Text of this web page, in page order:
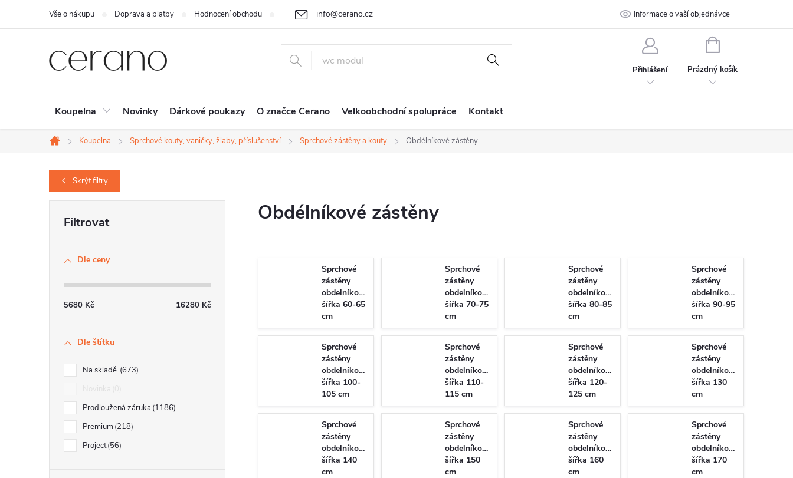
+420 226 400 232
info@cerano.cz
Vše o nákupu Doprava a platby Hodnocení obchodu Cenová nabídka na míru Ochrana osobních údajů Kontakt
Informace o vaší objednávce
Přihlášení
NÁKUPNÍ
Prázdný košík
Koupelna Novinky Dárkové poukazy O značce Cerano Velkoobchodní spolupráce Kontakt
Domů
Koupelna Sprchové kouty, vaničky, žlaby, příslušenství Sprchové zástěny a kouty Obdélníkové zástěny
Skrýtfiltry
Dle ceny
5680 Kč 16280 Kč
Dle štítku
Na skladě 673
Prodloužená záruka 1186
Premium 218
Project 56
Obdélníkové zástěny
Sprchové
zástěny
obdelníkové
šířka 60-65
cm
Sprchové
zástěny
obdelníkové
šířka 70-75
cm
Sprchové
zástěny
obdelníkové
šířka 80-85
cm
Sprchové
zástěny
obdelníkové
šířka 90-95
cm
Sprchové
zástěny
obdelníkové
šířka 100-
105 cm
Sprchové
zástěny
obdelníkové
šířka 110-
115 cm
Sprchové
zástěny
obdelníkové
šířka 120-
125 cm
Sprchové
zástěny
obdelníkové
šířka 130
cm
Sprchové
zástěny
obdelníkové
šířka 140
cm
Sprchové
zástěny
obdelníkové
šířka 150
cm
Sprchové
zástěny
obdelníkové
šířka 160
cm
Sprchové
zástěny
obdelníkové
šířka 170
cm